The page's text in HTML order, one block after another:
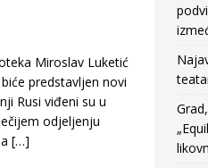
Miroslav Luketić
predstavljen novi
Rusi viđeni su u
odjeljenju
[…]